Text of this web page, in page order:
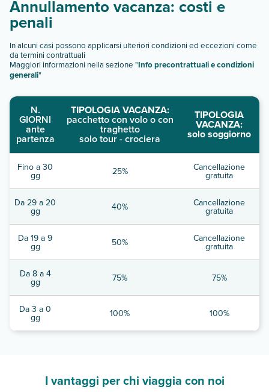
Annullamento vacanza: costi e
penali
In alcuni casi possono applicarsi ulteriori condizioni ed eccezioni come
da termini contrattuali
Maggiori informazioni nella sezione "Info precontrattuali e condizioni
generali"
N.
GIORNI
ante
partenza
TIPOLOGIA VACANZA:
pacchetto con volo o con
traghetto
solo tour - crociera
TIPOLOGIA
VACANZA:
solo soggiorno
Fino a 30
gg 25% Cancellazione
gratuita
Da 29 a 20
gg 40% Cancellazione
gratuita
Da 19 a 9
gg 50% Cancellazione
gratuita
Da 8 a 4
gg 75% 75%
Da 3 a 0
gg 100% 100%
I vantaggi per chi viaggia con noi